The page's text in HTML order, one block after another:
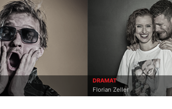
DRAMAT
Florian Zeller